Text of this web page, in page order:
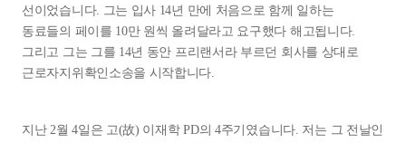
선이었습니다. 그는 입사 14년 만에 처음으로 함께 일하는
동료들의 페이를 10만 원씩 올려달라고 요구했다 해고됩니다.
그리고 그는 그를 14년 동안 프리랜서라 부르던 회사를 상대로
근로자지위확인소송을 시작합니다.
지난 2월 4일은 고(故) 이재학 PD의 4주기였습니다. 저는 그 전날인